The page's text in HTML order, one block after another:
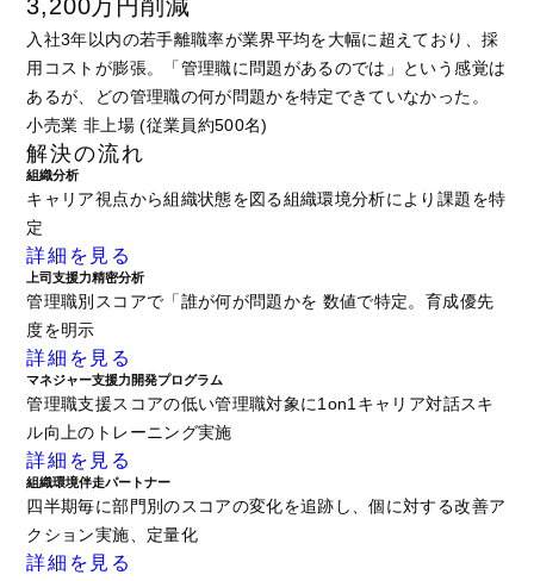
3,200万円削減
入社3年以内の若手離職率が業界平均を大幅に超えており、採
用コストが膨張。「管理職に問題があるのでは」という感覚は
あるが、どの管理職の何が問題かを特定できていなかった。
小売業 非上場 (従業員約500名)
解決の流れ
組織分析
キャリア視点から組織状態を図る組織環境分析により課題を特
定
詳細を見る
上司支援力精密分析
管理職別スコアで「誰が何が問題かを 数値で特定。育成優先
度を明示
詳細を見る
マネジャー支援力開発プログラム
管理職支援スコアの低い管理職対象に1on1キャリア対話スキ
ル向上のトレーニング実施
詳細を見る
組織環境伴走パートナー
四半期毎に部門別のスコアの変化を追跡し、個に対する改善ア
クション実施、定量化
詳細を見る